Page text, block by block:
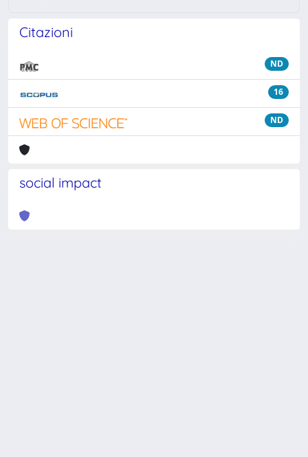
Citazioni
ND
16
ND
social impact